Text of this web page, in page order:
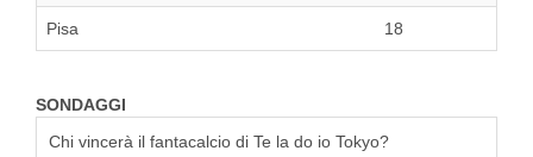
Pisa 18
SONDAGGI
Chi vincerà il fantacalcio di Te la do io Tokyo?